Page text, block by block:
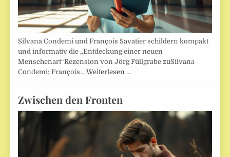
Silvana Condemi und François Savatier schildern kompakt
und informativ die „Entdeckung einer neuen
Menschenart“Rezension von Jörg Füllgrabe zuSilvana
Condemi; François…Weiterlesen …
Zwischen den Fronten